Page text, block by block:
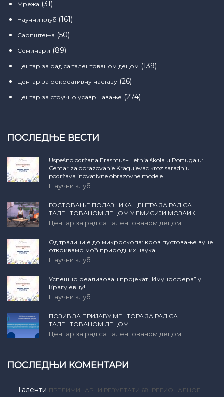
Мрежа (31)
Научни клуб (161)
Саопштења (50)
Семинари (89)
Центар за рад са талентованом децом (139)
Центар за рекреативну наставу (26)
Центар за стручно усавршавање (274)
ПОСЛЕДЊЕ ВЕСТИ
Uspešno održana Erasmus+ Letnja škola u Portugalu:
Centar za obrazovanje Kragujevac kroz saradnju
podržava inovativne obrazovne modele
Научни клуб
ГОСТОВАЊЕ ПОЛАЗНИКА ЦЕНТРА ЗА РАД СА
ТАЛЕНТОВАНОМ ДЕЦОМ У ЕМИСИЈИ МОЗАИК
Центар за рад са талентованом децом
Од традиције до микроскопа: кроз пустовање вуне
откривамо моћ природних наука
Научни клуб
Успешно реализован пројекат „Имуносфера” у
Крагујевцу!
Научни клуб
ПОЗИВ ЗА ПРИЈАВУ МЕНТОРА ЗА РАД СА
ТАЛЕНТОВАНОМ ДЕЦОМ
Центар за рад са талентованом децом
ПОСЛЕДЊИ КОМЕНТАРИ
Таленти ПРЕЛИМИНАРНИ РЕЗУЛТАТИ 68. РЕГИОНАЛНОГ